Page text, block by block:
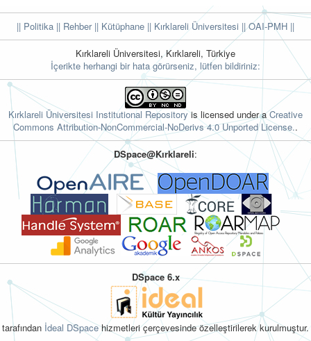
|| Politika || Rehber|| Kütüphane || Kırklareli Üniversitesi ||OAI-PMH ||
Kırklareli Üniversitesi, Kırklareli, Türkiye
İçerikte herhangi bir hata görürseniz, lütfen bildiriniz:
Kırklareli Üniversitesi Institutional Repository is licensed under aCreative
Commons Attribution-NonCommercial-NoDerivs 4.0 Unported License..
DSpace@Kırklareli:
DSpace 6.x
tarafından İdeal DSpacehizmetleri çerçevesinde özelleştirilerek kurulmuştur.